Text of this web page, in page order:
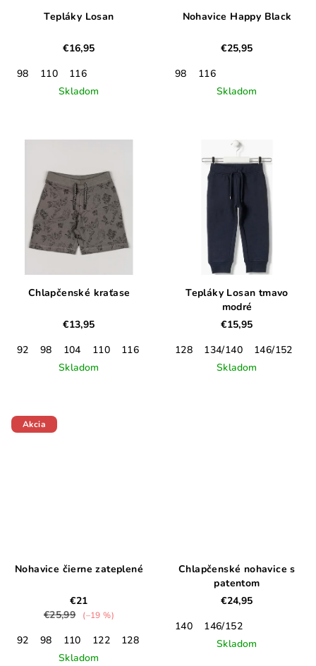
Tepláky Losan
€16,95
98
110
116
Skladom
Nohavice Happy Black
€25,95
98
116
Skladom
Chlapčenské kraťase
€13,95
92
98 104 110 116
Skladom
Tepláky Losan tmavo
modré
€15,95
128
134/140 146/152
Skladom
Akcia
Nohavice čierne zateplené
€21
€25,99
(–19 %)
92 98 110 122
128
Skladom
Chlapčenské nohavice s
patentom
€24,95
140
146/152
Skladom